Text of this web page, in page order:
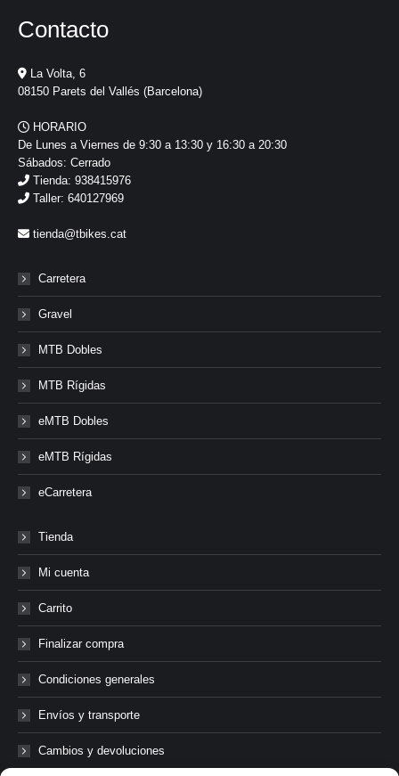
Contacto
La Volta, 6
08150 Parets del Vallés (Barcelona)
HORARIO
De Lunes a Viernes de 9:30 a 13:30 y 16:30 a 20:30
Sábados: Cerrado
Tienda: 938415976
Taller: 640127969
tienda@tbikes.cat
Carretera
Gravel
MTB Dobles
MTB Rígidas
eMTB Dobles
eMTB Rígidas
eCarretera
Tienda
Mi cuenta
Carrito
Finalizar compra
Condiciones generales
Envíos y transporte
Cambios y devoluciones